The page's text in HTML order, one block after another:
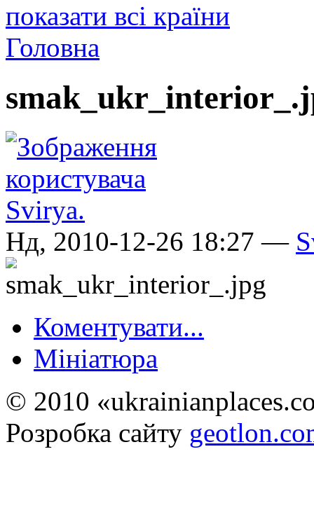
показати всі країни
Головна
Нд, 2010-12-26 18:27 —
Коментувати...
Мініатюра
© 2010
Розробка сайту